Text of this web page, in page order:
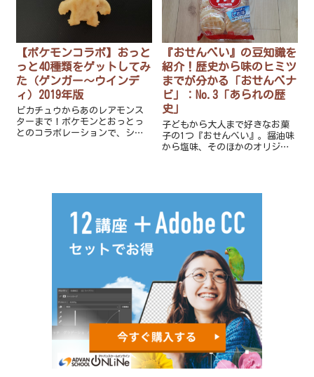
【ポケモンコラボ】おっと
っと40種類をゲットしてみ
た（ゲンガー～ウインデ
ィ）2019年版
ピカチュウからあのレアモンス
ターまで！ポケモンとおっとっ
とのコラボレーションで、シー
『おせんべい』の豆知識を
紹介！歴史から味のヒミツ
までが分かる「おせんべナ
ビ」：No.3「あられの歴
史」
子どもから大人まで好きなお菓
子の1つ『おせんべい』。醤油味
から塩味、そのほかのオリジナ
ること間違い無いですよ！